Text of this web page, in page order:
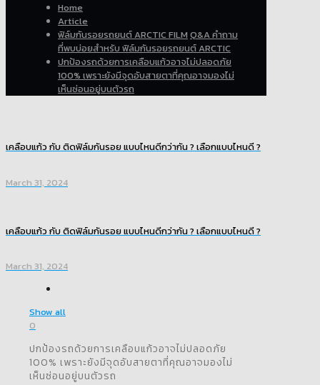
Home
Article
ฟิล์มกันรอยรถยนต์ ARCTIC FILM Q&A คำถาม
ที่พบบ่อยสำหรับ ฟิล์มกันรอยรถยนต์ ARCTIC
ปกป้องรถด้วยการเคลือบแก้วอาจไม่ปลอดภัย
100% เพราะยังมีจุดอับสายตาที่คุณอาจมองไม่
เห็นซ่อนอยู่บนตัวรถ
เคลือบแก้ว กับ ติดฟิล์มกันรอย แบบไหนดีกว่ากัน ? เลือกแบบไหนดี ?
March 31, 2024
เคลือบแก้ว กับ ติดฟิล์มกันรอย แบบไหนดีกว่ากัน ? เลือกแบบไหนดี ?
March 31, 2024
Show all
0
ปกป้องรถด้วยการเคลือบแก้วอาจไม่ปลอดภัย
100% เพราะยังมีจุดอับสายตาที่คุณอาจมองไม่
เห็นซ่อนอยู่บนตัวรถ